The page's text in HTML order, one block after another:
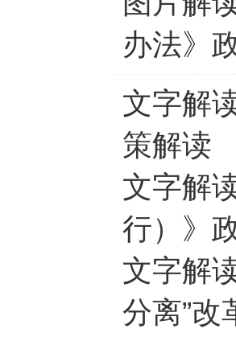
办法》
文字解
策解读
文字解
行）》
文字解
分离”改